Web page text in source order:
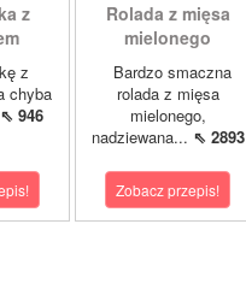
z
z
chyba
⇖ 946
Rolada z mięsa
mielonego
Bardzo smaczna
rolada z mięsa
mielonego,
nadziewana... ⇖ 2893
Zobacz przepis!